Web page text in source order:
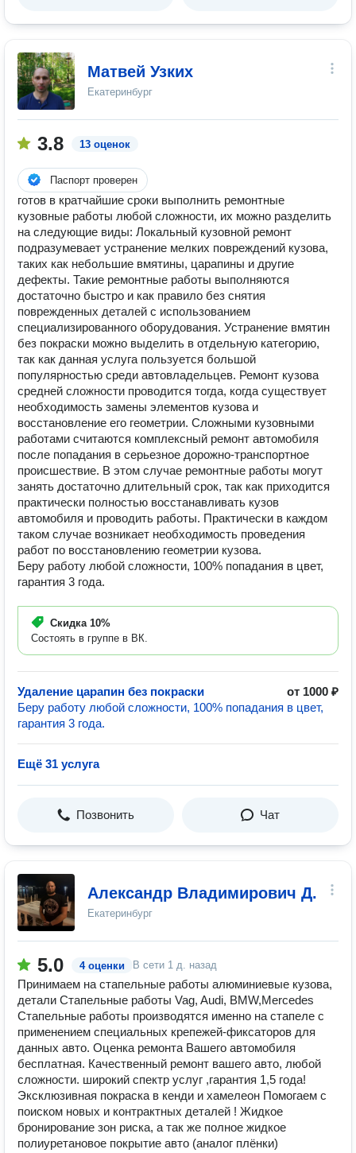
Матвей Узких
Екатеринбург
3.8 13 оценок
Паспорт проверен
готов в кратчайшие сроки выполнить ремонтные
кузовные работы любой сложности, их можно разделить
на следующие виды: Локальный кузовной ремонт
подразумевает устранение мелких повреждений кузова,
таких как небольшие вмятины, царапины и другие
дефекты. Такие ремонтные работы выполняются
достаточно быстро и как правило без снятия
поврежденных деталей с использованием
специализированного оборудования. Устранение вмятин
без покраски можно выделить в отдельную категорию,
так как данная услуга пользуется большой
популярностью среди автовладельцев. Ремонт кузова
средней сложности проводится тогда, когда существует
необходимость замены элементов кузова и
восстановление его геометрии. Сложными кузовными
работами считаются комплексный ремонт автомобиля
после попадания в серьезное дорожно-транспортное
происшествие. В этом случае ремонтные работы могут
занять достаточно длительный срок, так как приходится
практически полностью восстанавливать кузов
автомобиля и проводить работы. Практически в каждом
таком случае возникает необходимость проведения
работ по восстановлению геометрии кузова.
Беру работу любой сложности, 100% попадания в цвет,
гарантия 3 года.
Скидка 10%
Состоять в группе в ВК.
Удаление царапин без покраски
от 1000 ₽
Беру работу любой сложности, 100% попадания в цвет,
гарантия 3 года.
Ещё 31 услуга
Позвонить Чат
Александр Владимирович Д.
Екатеринбург
5.0 4 оценки В сети 1 д. назад
Принимаем на стапельные работы алюминиевые кузова,
детали Стапельные работы Vag, Audi, BMW,Mercedes
Стапельные работы производятся именно на стапеле с
применением специальных крепежей-фиксаторов для
данных авто. Оценка ремонта Вашего автомобиля
бесплатная. Качественный ремонт вашего авто, любой
сложности. широкий спектр услуг ,гарантия 1,5 года!
Эксклюзивная покраска в кенди и хамелеон Помогаем с
поиском новых и контрактных деталей ! Жидкое
бронирование зон риска, а так же полное жидкое
полиуретановое покрытие авто (аналог плёнки)